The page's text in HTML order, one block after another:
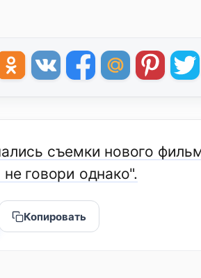
съемки нового
говори однако".
Копировать